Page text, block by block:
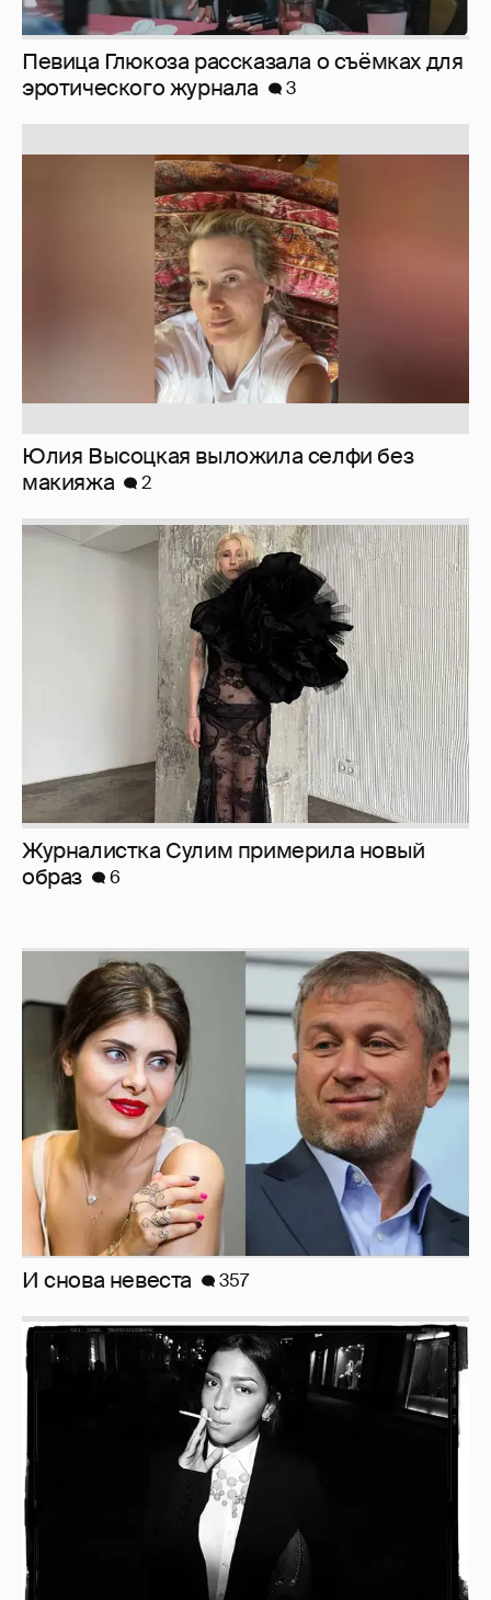
Певица Глюкоза рассказала о съёмках для
эротического журнала
3
Юлия Высоцкая выложила селфи без
макияжа
2
Журналистка Сулим примерила новый
образ
6
И снова невеста 357